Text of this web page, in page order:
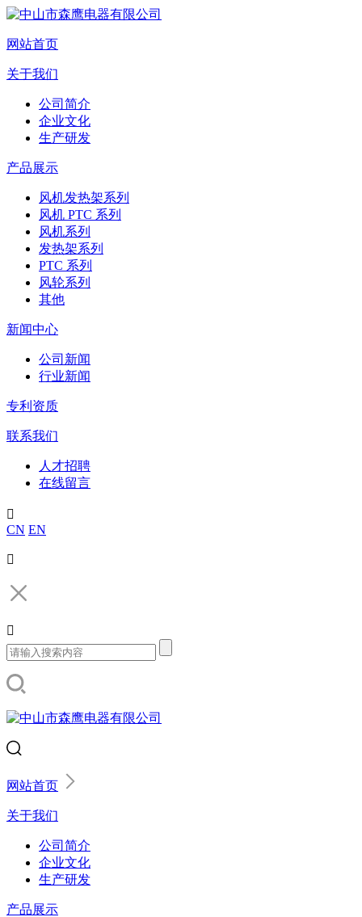
网站首页
关于我们
公司简介
企业文化
生产研发
产品展示
风机发热架系列
风机 PTC 系列
风机系列
发热架系列
PTC 系列
风轮系列
其他
新闻中心
公司新闻
行业新闻
专利资质
联系我们
人才招聘
在线留言

CN EN


网站首页
关于我们
公司简介
企业文化
生产研发
产品展示